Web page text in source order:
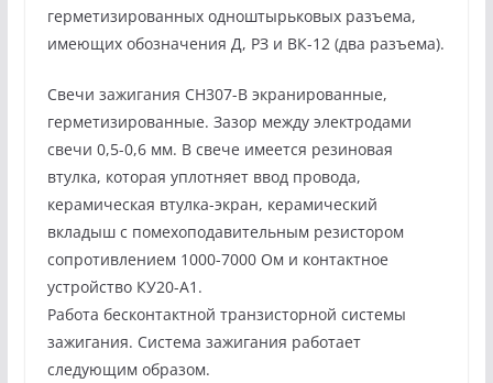
герметизированных одноштырьковых разъема,
имеющих обозначения Д, РЗ и ВК-12 (два разъема).
Свечи зажигания СН307-В экранированные,
герметизированные. Зазор между электродами
свечи 0,5-0,6 мм. В свече имеется резиновая
втулка, которая уплотняет ввод провода,
керамическая втулка-экран, керамический
вкладыш с помехоподавительным резистором
сопротивлением 1000-7000 Ом и контактное
устройство КУ20-А1.
Работа бесконтактной транзисторной системы
зажигания. Система зажигания работает
следующим образом.